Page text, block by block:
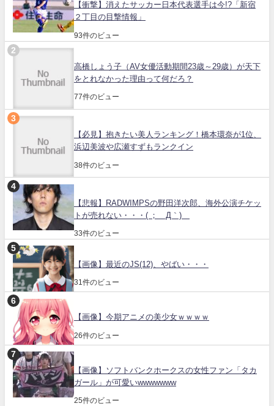
【衝撃】消えたサッカー日本代表選手は今!?「新宿
２丁目の目撃情報」
93件のビュー
高橋しょう子（AV女優活動期間23歳～29歳）が天下
をとれなかった理由って何だろ？
77件のビュー
【必見】抱きたい美人ランキング！橋本環奈が1位、
浜辺美波や広瀬すずもランクイン
38件のビュー
【悲報】RADWIMPSの野田洋次郎、海外公演チケッ
トが売れない・・・( ；´Д｀)
33件のビュー
【画像】最近のJS(12)、やばい・・・
31件のビュー
【画像】今期アニメの美少女ｗｗｗｗ
26件のビュー
【画像】ソフトバンクホークスの女性ファン「タカ
ガール」が可愛いwwwwwww
25件のビュー